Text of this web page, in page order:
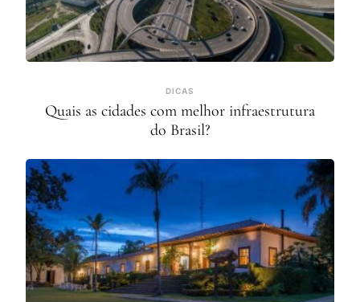
DICAS
Quais as cidades com melhor infraestrutura
do Brasil?